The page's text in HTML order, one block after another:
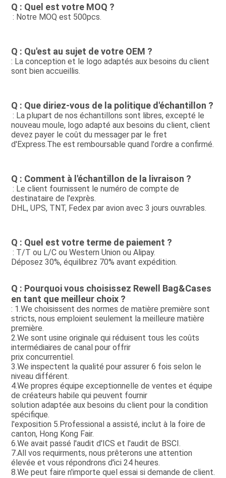
Q : Quel est votre MOQ ?
: Notre MOQ est 500pcs.
Q : Qu'est au sujet de votre OEM ?
: La conception et le logo adaptés aux besoins du client
sont bien accueillis.
Q : Que diriez-vous de la politique d'échantillon ?
: La plupart de nos échantillons sont libres, excepté le
nouveau moule, logo adapté aux besoins du client, client
devez payer le coût du messager par le fret
d'Express.The est remboursable quand l'ordre a confirmé.
Q : Comment à l'échantillon de la livraison ?
: Le client fournissent le numéro de compte de
destinataire de l'exprès.
DHL, UPS, TNT, Fedex par avion avec 3 jours ouvrables.
Q : Quel est votre terme de paiement ?
: T/T ou L/C ou Western Union ou Alipay.
Déposez 30%, équilibrez 70% avant expédition.
Q : Pourquoi vous choisissez Rewell Bag&Cases
en tant que meilleur choix ?
: 1.We choisissent des normes de matière première sont
stricts, nous emploient seulement la meilleure matière
première.
2.We sont usine originale qui réduisent tous les coûts
intermédiaires de canal pour offrir
prix concurrentiel.
3.We inspectent la qualité pour assurer 6 fois selon le
niveau différent.
4.We propres équipe exceptionnelle de ventes et équipe
de créateurs habile qui peuvent fournir
solution adaptée aux besoins du client pour la condition
spécifique.
l'exposition 5.Professional a assisté, inclut à la foire de
canton, Hong Kong Fair.
6.We avait passé l'audit d'ICS et l'audit de BSCI.
7.All vos requirments, nous prêterons une attention
élevée et vous répondrons d'ici 24 heures.
8.We peut faire n'importe quel essai si demande de client.